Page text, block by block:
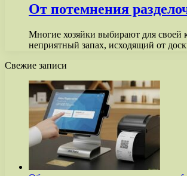
От потемнения
Многие хозяйки выбирают для своей
неприятный запах, исходящий от
Свежие записи